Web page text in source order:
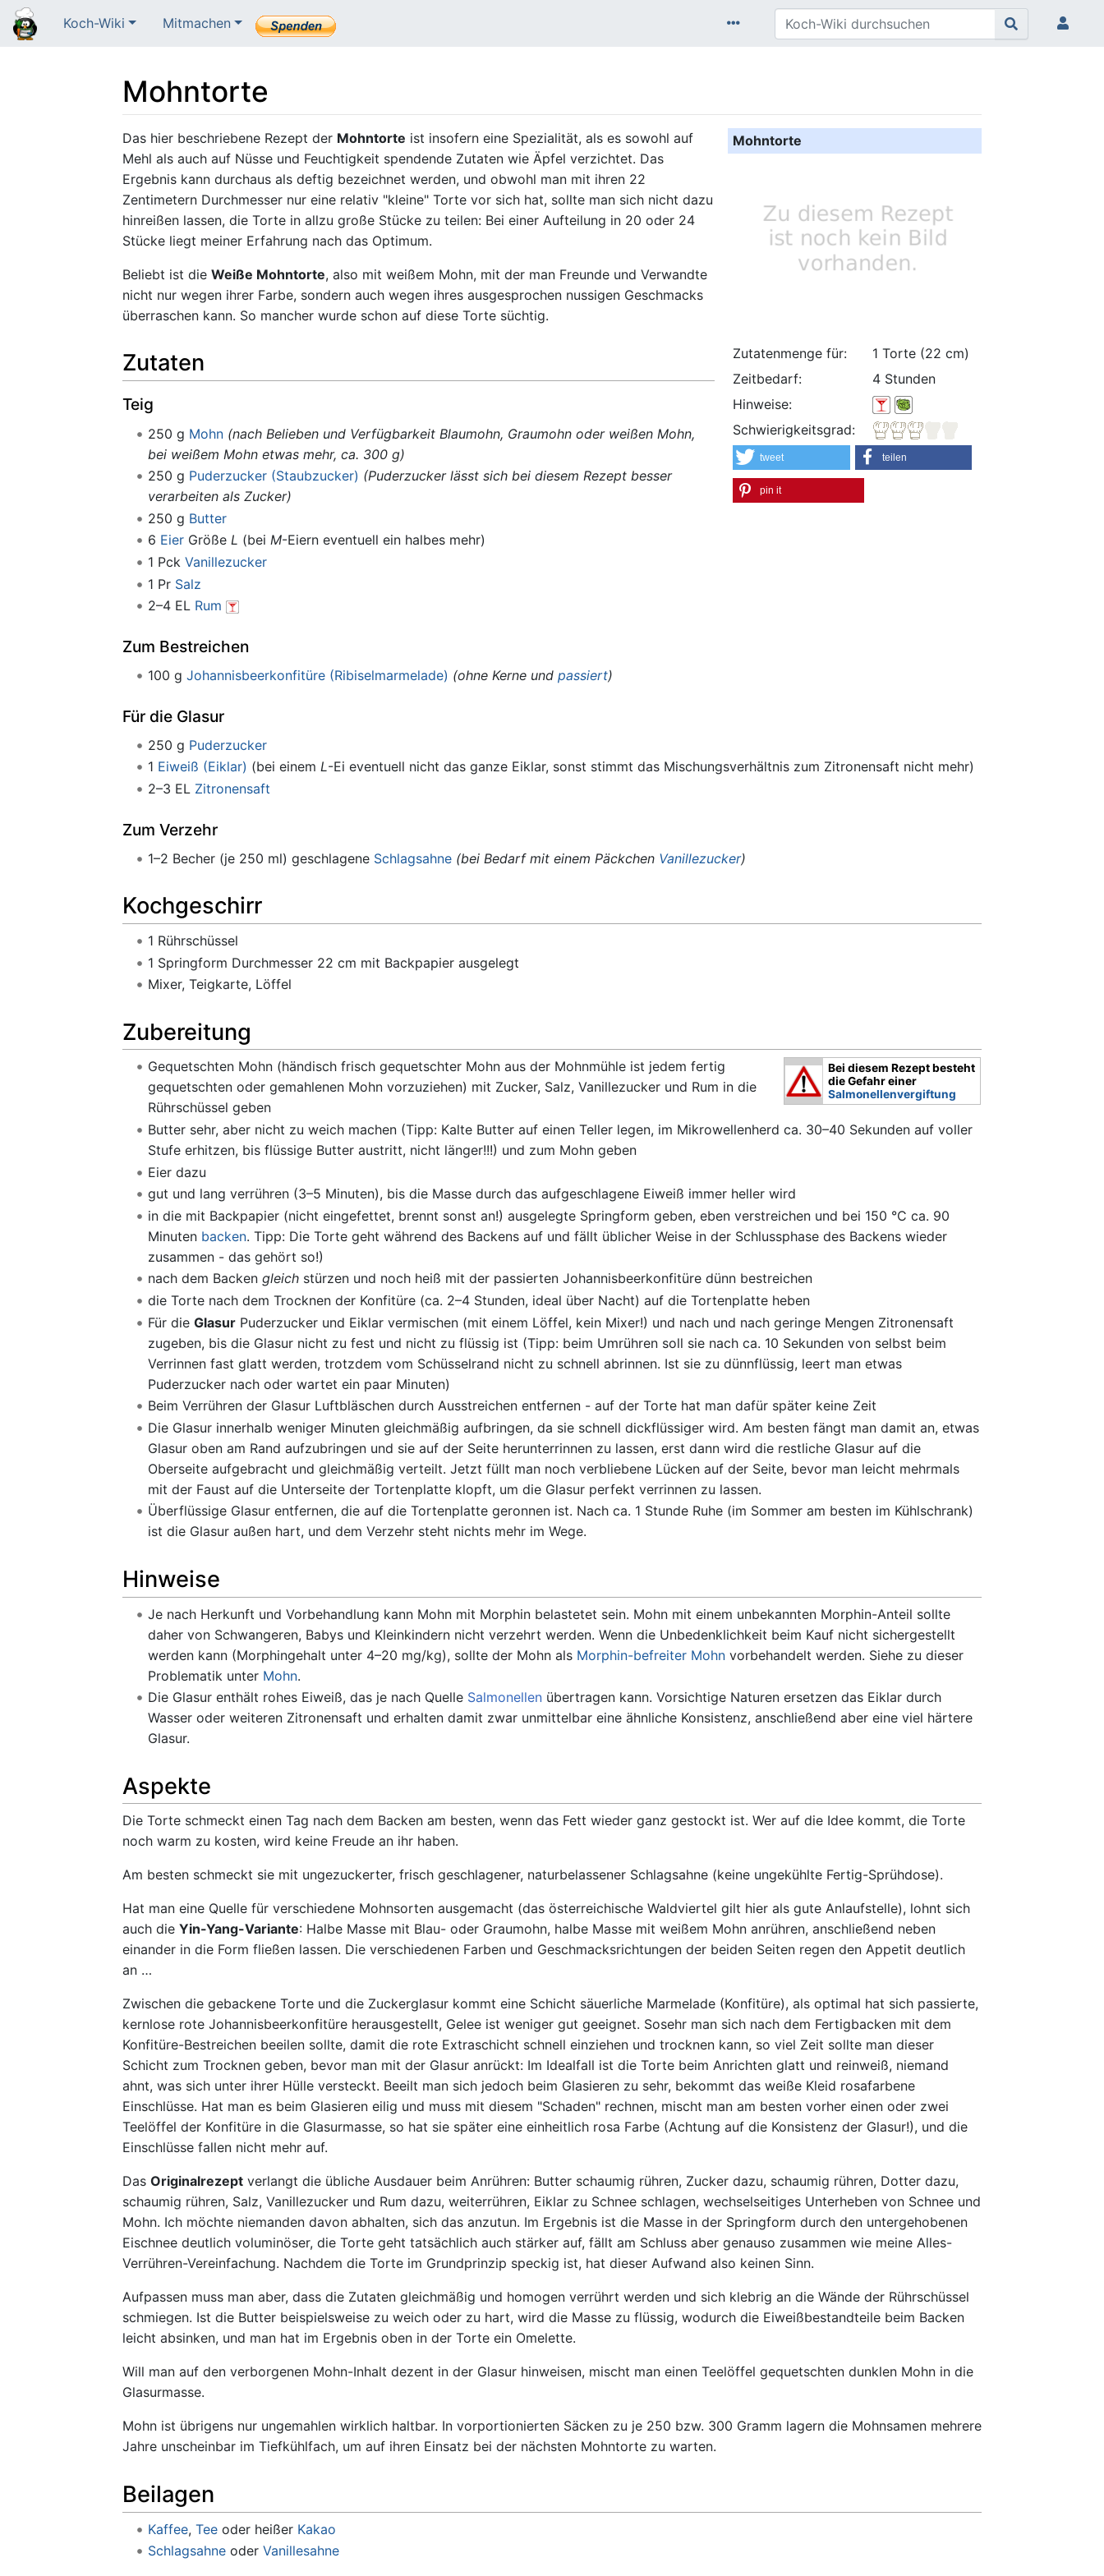
Koch-Wiki Mitmachen
Mohntorte
Wechseln zu:Navigation,Suche Mohntorte
Zutatenmenge für:
1 Torte (22 cm)
Zeitbedarf:
4 Stunden
Hinweise:
Schwierigkeitsgrad:
tweet teilen
pin it
Das hier beschriebene Rezept der Mohntorte ist insofern eine Spezialität, als es sowohl auf
Mehl als auch auf Nüsse und Feuchtigkeit spendende Zutaten wie Äpfel verzichtet. Das
Ergebnis kann durchaus als deftig bezeichnet werden, und obwohl man mit ihren 22
Zentimetern Durchmesser nur eine relativ "kleine" Torte vor sich hat, sollte man sich nicht dazu
hinreißen lassen, die Torte in allzu große Stücke zu teilen: Bei einer Aufteilung in 20 oder 24
Stücke liegt meiner Erfahrung nach das Optimum.
Beliebt ist die Weiße Mohntorte, also mit weißem Mohn, mit der man Freunde und Verwandte
nicht nur wegen ihrer Farbe, sondern auch wegen ihres ausgesprochen nussigen Geschmacks
überraschen kann. So mancher wurde schon auf diese Torte süchtig.
Zutaten
Teig
250 g Mohn (nach Belieben und Verfügbarkeit Blaumohn, Graumohn oder weißen Mohn,
bei weißem Mohn etwas mehr, ca. 300 g)
250 g Puderzucker (Staubzucker) (Puderzucker lässt sich bei diesem Rezept besser
verarbeiten als Zucker)
250 g Butter
6 EierGröße L (bei M-Eiern eventuell ein halbes mehr)
1 Pck Vanillezucker
1 Pr Salz
2–4 EL Rum
Zum Bestreichen
100 g Johannisbeerkonfitüre (Ribiselmarmelade) (ohne Kerne und passiert)
Für die Glasur
250 g Puderzucker
1 Eiweiß (Eiklar) (bei einem L-Ei eventuell nicht das ganze Eiklar, sonst stimmt das Mischungsverhältnis zum Zitronensaft nicht mehr)
2–3 EL Zitronensaft
Zum Verzehr
1–2 Becher (je 250 ml) geschlagene Schlagsahne (bei Bedarf mit einem Päckchen Vanillezucker)
Kochgeschirr
1 Rührschüssel
1 Springform Durchmesser 22 cm mit Backpapier ausgelegt
Mixer, Teigkarte, Löffel
Zubereitung
Bei diesem Rezept besteht
die Gefahr einer
Salmonellenvergiftung
Gequetschten Mohn (händisch frisch gequetschter Mohn aus der Mohnmühle ist jedem fertig
gequetschten oder gemahlenen Mohn vorzuziehen) mit Zucker, Salz, Vanillezucker und Rum in die
Rührschüssel geben
Butter sehr, aber nicht zu weich machen (Tipp: Kalte Butter auf einen Teller legen, im Mikrowellenherd ca. 30–40 Sekunden auf voller
Stufe erhitzen, bis flüssige Butter austritt, nicht länger!!!) und zum Mohn geben
Eier dazu
gut und lang verrühren (3–5 Minuten), bis die Masse durch das aufgeschlagene Eiweiß immer heller wird
in die mit Backpapier (nicht eingefettet, brennt sonst an!) ausgelegte Springform geben, eben verstreichen und bei 150 °C ca. 90
Minuten backen. Tipp: Die Torte geht während des Backens auf und fällt üblicher Weise in der Schlussphase des Backens wieder
zusammen - das gehört so!)
nach dem Backen gleichstürzen und noch heiß mit der passierten Johannisbeerkonfitüre dünn bestreichen
die Torte nach dem Trocknen der Konfitüre (ca. 2–4 Stunden, ideal über Nacht) auf die Tortenplatte heben
Für die GlasurPuderzucker und Eiklar vermischen (mit einem Löffel, kein Mixer!) und nach und nach geringe Mengen Zitronensaft
zugeben, bis die Glasur nicht zu fest und nicht zu flüssig ist (Tipp: beim Umrühren soll sie nach ca. 10 Sekunden von selbst beim
Verrinnen fast glatt werden, trotzdem vom Schüsselrand nicht zu schnell abrinnen. Ist sie zu dünnflüssig, leert man etwas
Puderzucker nach oder wartet ein paar Minuten)
Beim Verrühren der Glasur Luftbläschen durch Ausstreichen entfernen - auf der Torte hat man dafür später keine Zeit
Die Glasur innerhalb weniger Minuten gleichmäßig aufbringen, da sie schnell dickflüssiger wird. Am besten fängt man damit an, etwas
Glasur oben am Rand aufzubringen und sie auf der Seite herunterrinnen zu lassen, erst dann wird die restliche Glasur auf die
Oberseite aufgebracht und gleichmäßig verteilt. Jetzt füllt man noch verbliebene Lücken auf der Seite, bevor man leicht mehrmals
mit der Faust auf die Unterseite der Tortenplatte klopft, um die Glasur perfekt verrinnen zu lassen.
Überflüssige Glasur entfernen, die auf die Tortenplatte geronnen ist. Nach ca. 1 Stunde Ruhe (im Sommer am besten im Kühlschrank)
ist die Glasur außen hart, und dem Verzehr steht nichts mehr im Wege.
Hinweise
Je nach Herkunft und Vorbehandlung kann Mohn mit Morphin belastetet sein. Mohn mit einem unbekannten Morphin-Anteil sollte
daher von Schwangeren, Babys und Kleinkindern nicht verzehrt werden. Wenn die Unbedenklichkeit beim Kauf nicht sichergestellt
werden kann (Morphingehalt unter 4–20 mg/kg), sollte der Mohn als Morphin-befreiter Mohnvorbehandelt werden. Siehe zu dieser
Problematik unter Mohn.
Die Glasur enthält rohes Eiweiß, das je nach Quelle Salmonellenübertragen kann. Vorsichtige Naturen ersetzen das Eiklar durch
Wasser oder weiteren Zitronensaft und erhalten damit zwar unmittelbar eine ähnliche Konsistenz, anschließend aber eine viel härtere
Glasur.
Aspekte
Die Torte schmeckt einen Tag nach dem Backen am besten, wenn das Fett wieder ganz gestockt ist. Wer auf die Idee kommt, die Torte
noch warm zu kosten, wird keine Freude an ihr haben.
Am besten schmeckt sie mit ungezuckerter, frisch geschlagener, naturbelassener Schlagsahne (keine ungekühlte Fertig-Sprühdose).
Hat man eine Quelle für verschiedene Mohnsorten ausgemacht (das österreichische Waldviertel gilt hier als gute Anlaufstelle), lohnt sich
auch die Yin-Yang-Variante: Halbe Masse mit Blau- oder Graumohn, halbe Masse mit weißem Mohn anrühren, anschließend neben
einander in die Form fließen lassen. Die verschiedenen Farben und Geschmacksrichtungen der beiden Seiten regen den Appetit deutlich
an …
Zwischen die gebackene Torte und die Zuckerglasur kommt eine Schicht säuerliche Marmelade (Konfitüre), als optimal hat sich passierte,
kernlose rote Johannisbeerkonfitüre herausgestellt, Gelee ist weniger gut geeignet. Sosehr man sich nach dem Fertigbacken mit dem
Konfitüre-Bestreichen beeilen sollte, damit die rote Extraschicht schnell einziehen und trocknen kann, so viel Zeit sollte man dieser
Schicht zum Trocknen geben, bevor man mit der Glasur anrückt: Im Idealfall ist die Torte beim Anrichten glatt und reinweiß, niemand
ahnt, was sich unter ihrer Hülle versteckt. Beeilt man sich jedoch beim Glasieren zu sehr, bekommt das weiße Kleid rosafarbene
Einschlüsse. Hat man es beim Glasieren eilig und muss mit diesem "Schaden" rechnen, mischt man am besten vorher einen oder zwei
Teelöffel der Konfitüre in die Glasurmasse, so hat sie später eine einheitlich rosa Farbe (Achtung auf die Konsistenz der Glasur!), und die
Einschlüsse fallen nicht mehr auf.
Das Originalrezept verlangt die übliche Ausdauer beim Anrühren: Butter schaumig rühren, Zucker dazu, schaumig rühren, Dotter dazu,
schaumig rühren, Salz, Vanillezucker und Rum dazu, weiterrühren, Eiklar zu Schnee schlagen, wechselseitiges Unterheben von Schnee und
Mohn. Ich möchte niemanden davon abhalten, sich das anzutun. Im Ergebnis ist die Masse in der Springform durch den untergehobenen
Eischnee deutlich voluminöser, die Torte geht tatsächlich auch stärker auf, fällt am Schluss aber genauso zusammen wie meine Alles-
Verrühren-Vereinfachung. Nachdem die Torte im Grundprinzip speckig ist, hat dieser Aufwand also keinen Sinn.
Aufpassen muss man aber, dass die Zutaten gleichmäßig und homogen verrührt werden und sich klebrig an die Wände der Rührschüssel
schmiegen. Ist die Butter beispielsweise zu weich oder zu hart, wird die Masse zu flüssig, wodurch die Eiweißbestandteile beim Backen
leicht absinken, und man hat im Ergebnis oben in der Torte ein Omelette.
Will man auf den verborgenen Mohn-Inhalt dezent in der Glasur hinweisen, mischt man einen Teelöffel gequetschten dunklen Mohn in die
Glasurmasse.
Mohn ist übrigens nur ungemahlen wirklich haltbar. In vorportionierten Säcken zu je 250 bzw. 300 Gramm lagern die Mohnsamen mehrere
Jahre unscheinbar im Tiefkühlfach, um auf ihren Einsatz bei der nächsten Mohntorte zu warten.
Beilagen
Kaffee, Teeoder heißer Kakao
Schlagsahneoder Vanillesahne